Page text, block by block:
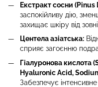
Екстракт сосни (Pinus
заспокійливу дію,
захищає шкіру від
Центела азіатська:
сприяє загоєнню
Гіалуронова кислота
Hyaluronic Acid,
Забезпечує